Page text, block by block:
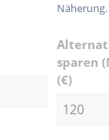
Näherung.
sparen
(€)